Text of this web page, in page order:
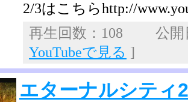
2/3はこちらhttp://
再生回数：108 公
YouTubeで見る ]
エターナルシテ